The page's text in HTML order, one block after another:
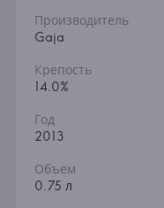
Производитель
Gaja
Крепость
14.0%
Год
2013
Объем
0.75 л